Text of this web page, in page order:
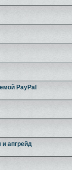
PayPal
и апгрейд